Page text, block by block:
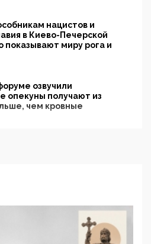
нацистов и
в Киево-Печерской
показывают миру рога и
озвучили
опекуны получают из
чем кровные
в России, но
определять